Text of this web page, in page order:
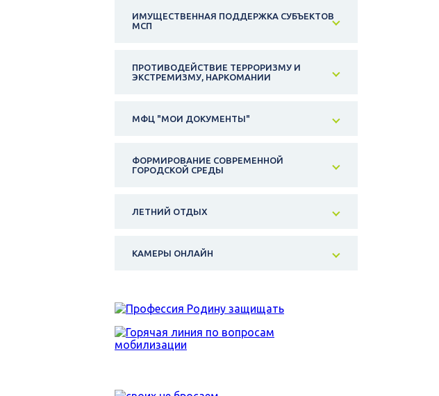
ИМУЩЕСТВЕННАЯ ПОДДЕРЖКА СУБЪЕКТОВ
МСП
ПРОТИВОДЕЙСТВИЕ ТЕРРОРИЗМУ И
ЭКСТРЕМИЗМУ, НАРКОМАНИИ
МФЦ "МОИ ДОКУМЕНТЫ"
ФОРМИРОВАНИЕ СОВРЕМЕННОЙ
ГОРОДСКОЙ СРЕДЫ
ЛЕТНИЙ ОТДЫХ
КАМЕРЫ ОНЛАЙН